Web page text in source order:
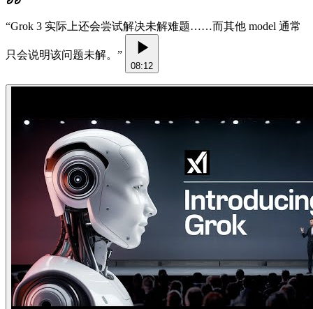
“Grok 3 实际上还会尝试解决未解难题……而其他 model 通常
只会说明该问题未解。 ”
08:12